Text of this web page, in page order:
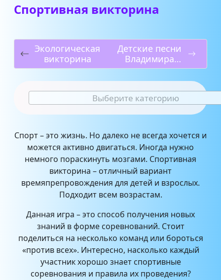
Спортивная викторина
Экологическая
викторина
Детские песни
Владимира
Шаинского
Выберите категорию
Спорт – это жизнь. Но далеко не всегда хочется и
можется активно двигаться. Иногда нужно
немного пораскинуть мозгами. Спортивная
викторина – отличный вариант
времяпрепровождения для детей и взрослых.
Подходит всем возрастам.
Данная игра – это способ получения новых
знаний в форме соревнований. Стоит
поделиться на несколько команд или бороться
«против всех». Интересно, насколько каждый
участник хорошо знает спортивные
соревнования и правила их проведения?